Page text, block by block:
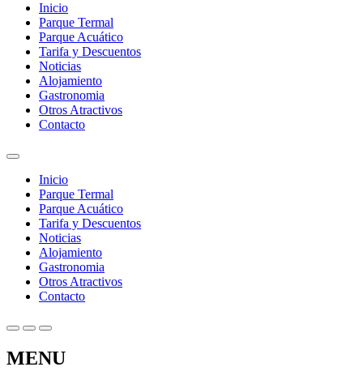
Inicio
Parque Termal
Parque Acuático
Tarifa y Descuentos
Noticias
Alojamiento
Gastronomia
Otros Atractivos
Contacto
Inicio
Parque Termal
Parque Acuático
Tarifa y Descuentos
Noticias
Alojamiento
Gastronomia
Otros Atractivos
Contacto
MENU